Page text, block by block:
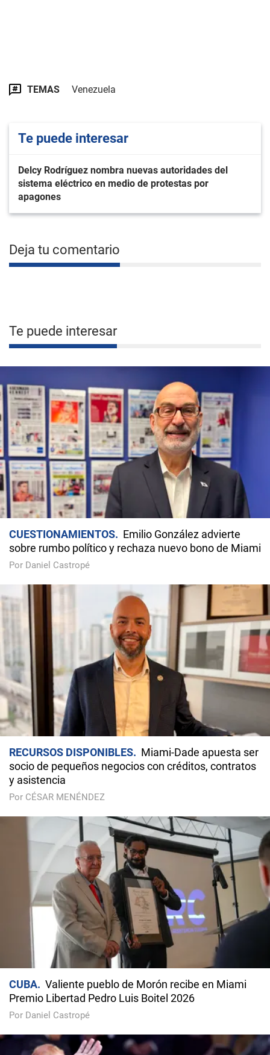
TEMAS Venezuela
Te puede interesar
Delcy Rodríguez nombra nuevas autoridades del
sistema eléctrico en medio de protestas por
apagones
Deja tu comentario
Te puede interesar
CUESTIONAMIENTOS
Emilio González advierte
sobre rumbo político y rechaza nuevo bono de Miami
Por Daniel Castropé
RECURSOS DISPONIBLES
Miami-Dade apuesta ser
socio de pequeños negocios con créditos, contratos
y asistencia
Por CÉSAR MENÉNDEZ
CUBA
Valiente pueblo de Morón recibe en Miami
Premio Libertad Pedro Luis Boitel 2026
Por Daniel Castropé